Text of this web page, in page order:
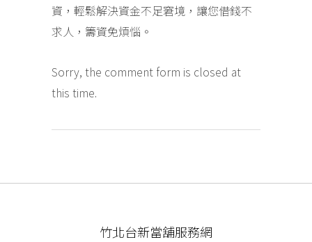
資，輕鬆解決資金不足窘境，讓您借錢不
求人，籌資免煩惱。
Sorry, the comment form is closed at
this time.
竹北台新當舖服務網